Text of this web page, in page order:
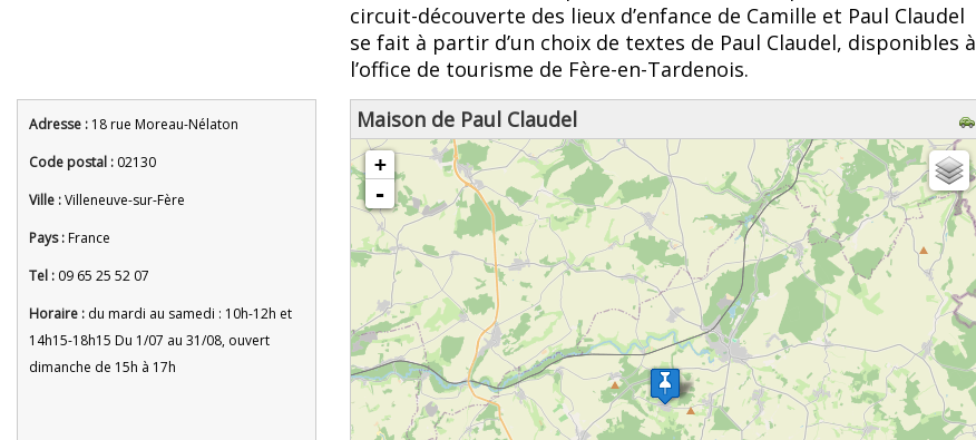
circuit-découverte des lieux d’enfance de Camille et Paul Claudel
se fait à partir d’un choix de textes de Paul Claudel, disponibles à
l’office de tourisme de Fère-en-Tardenois.
Adresse : 18 rue Moreau-Nélaton
Code postal : 02130
Ville :Villeneuve-sur-Fère
Pays :France
Tel : 09 65 25 52 07
Horaire : du mardi au samedi : 10h-12h et
14h15-18h15 Du 1/07 au 31/08, ouvert
dimanche de 15h à 17h
Maison de Paul Claudel
chargement de la carte - veuillez patienter...
+
-